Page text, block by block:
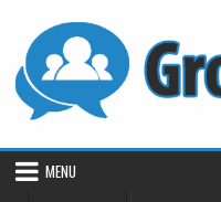
content
MENU